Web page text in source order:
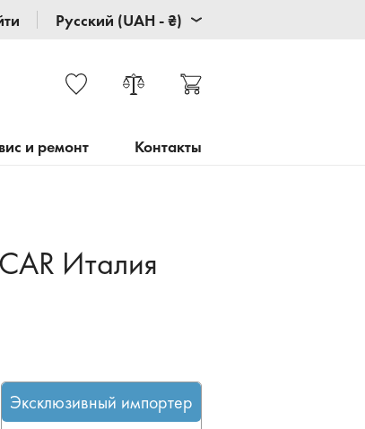
Русский (UAH - ₴)
и ремонт Контакты
Италия
Эксклюзивный импортер